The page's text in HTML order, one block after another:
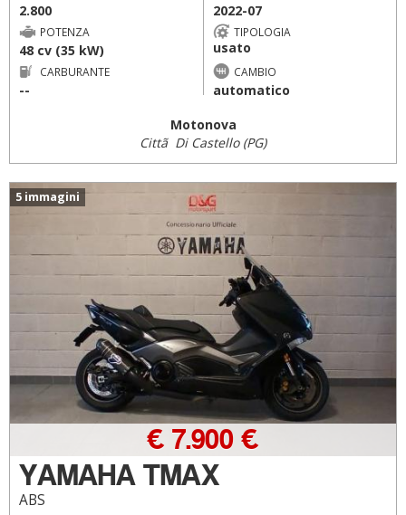
2.800 2022-07
POTENZA
48 cv (35 kW)
TIPOLOGIA
usato
CARBURANTE
--
CAMBIO
automatico
Motonova
Cittã Di Castello (PG)
5 immagini
YAMAHA TMAX
ABS
€ 7.900 €